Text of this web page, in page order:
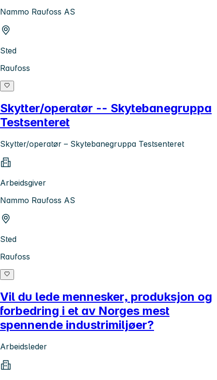
Nammo Raufoss AS
Sted
Raufoss
Skytter/operatør -- Skytebanegruppa
Testsenteret
Skytter/operatør – Skytebanegruppa Testsenteret
Arbeidsgiver
Nammo Raufoss AS
Sted
Raufoss
Vil du lede mennesker, produksjon og
forbedring i et av Norges mest
spennende industrimiljøer?
Arbeidsleder